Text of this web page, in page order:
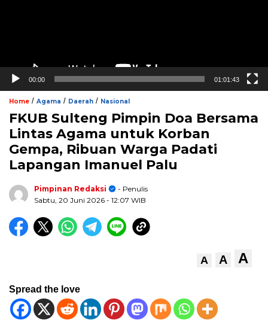
00:00 01:01:43
Home / Agama / Daerah / Nasional
FKUB Sulteng Pimpin Doa Bersama
Lintas Agama untuk Korban
Gempa, Ribuan Warga Padati
Lapangan Imanuel Palu
Pimpinan Redaksi
- Penulis
Sabtu, 20 Juni 2026 - 12:07 WIB
A A A
Spread the love